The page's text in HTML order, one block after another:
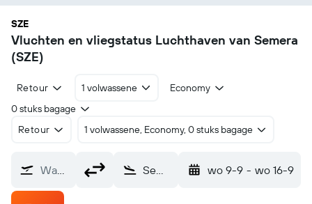
SZE
Vluchten en vliegstatus Luchthaven van Semera
(SZE)
Retour 1 volwassene
Economy
0 stuks bagage
Retour
1 volwassene, Economy, 0 stuks bagage
Waarvandaan? Semera (SZE) wo 9-9 - wo 16-9